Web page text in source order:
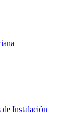
Instalación